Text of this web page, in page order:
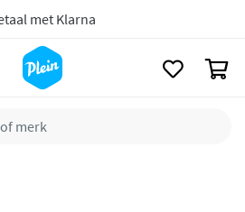
met Klarna